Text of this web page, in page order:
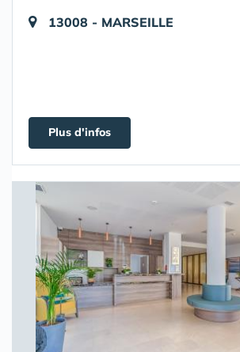
13008 - MARSEILLE
Plus d'infos